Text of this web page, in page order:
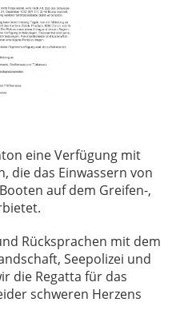
eine Verfügung mit
die das Einwassern von
auf dem Greifen-,
Rücksprachen mit dem
Seepolizei und
die Regatta für das
schweren Herzens